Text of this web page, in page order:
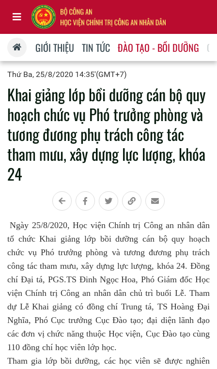
GIỚI THIỆU TIN TỨC ĐÀO TẠO - BỒI DƯỠNG
Thứ Ba, 25/8/2020 14:35'(GMT+7)
Khai giảng lớp bồi dưỡng cán bộ quy
hoạch chức vụ Phó trưởng phòng và
tương đương phụ trách công tác
tham mưu, xây dựng lực lượng, khóa
24
Ngày 25/8/2020, Học viện Chính trị Công an nhân dân
tổ chức Khai giảng lớp bồi dưỡng cán bộ quy hoạch
chức vụ Phó trưởng phòng và tương đương phụ trách
công tác tham mưu, xây dựng lực lượng, khóa 24. Đồng
chí Đại tá, PGS.TS Đinh Ngọc Hoa, Phó Giám đốc Học
viện Chính trị Công an nhân dân chủ trì buổi Lễ. Tham
dự Lễ Khai giảng có đồng chí Trung tá, TS Hoàng Đại
Nghĩa, Phó Cục trưởng Cục Đào tạo; đại diện lãnh đạo
các đơn vị chức năng thuộc Học viện, Cục Đào tạo cùng
110 đồng chí học viên lớp học.
Tham gia lớp bồi dưỡng, các học viên sẽ được nghiên